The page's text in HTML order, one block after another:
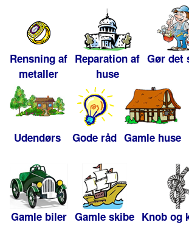
Rensning af
metaller
Reparation af
huse
Gør det
Udendørs Gode råd Gamle huse
Gamle biler Gamle skibe Knob og